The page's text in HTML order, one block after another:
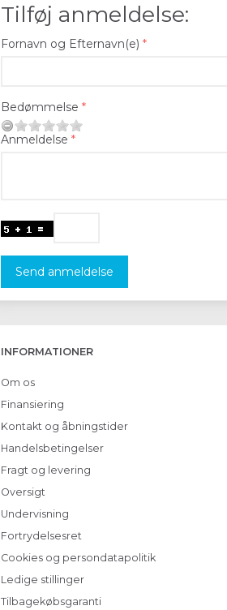
Tilføj anmeldelse:
Fornavn og Efternavn(e)
Bedømmelse
Anmeldelse
Send anmeldelse
INFORMATIONER
Om os
Finansiering
Kontakt og åbningstider
Handelsbetingelser
Fragt og levering
Oversigt
Undervisning
Fortrydelsesret
Cookies og persondatapolitik
Ledige stillinger
Tilbagekøbsgaranti